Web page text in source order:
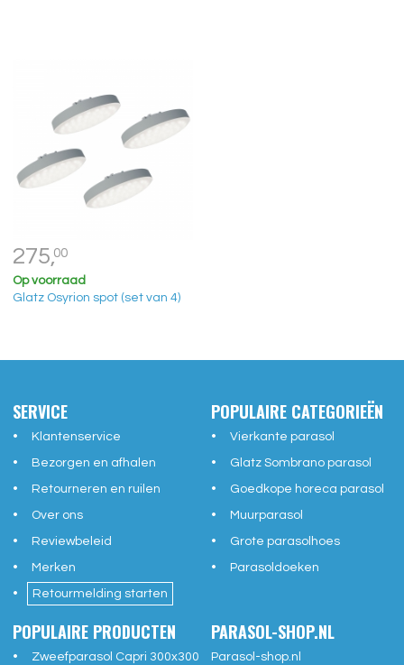
275,00
Op voorraad
Glatz Osyrion spot (set van 4)
SERVICE
Klantenservice
Bezorgen en afhalen
Retourneren en ruilen
Over ons
Reviewbeleid
Merken
Retourmelding starten
POPULAIRE CATEGORIEËN
Vierkante parasol
Glatz Sombrano parasol
Goedkope horeca parasol
Muurparasol
Grote parasolhoes
Parasoldoeken
POPULAIRE PRODUCTEN
Zweefparasol Capri 300x300
PARASOL-SHOP.NL
Parasol-shop.nl